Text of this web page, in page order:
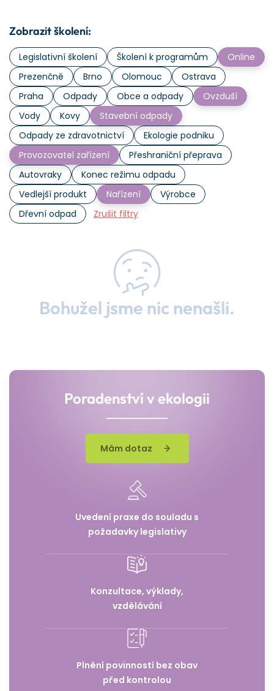
Zobrazit školení:
Legislativní školení Školení k programům
Online
Prezenčně
Brno Olomouc
Ostrava
Praha
Odpady Obce a odpady
Ovzduší
Vody
Kovy
Stavební odpady
Odpady ze zdravotnictví
Ekologie podniku
Provozovatel zařízení
Přeshraniční přeprava
Autovraky
Konec režimu odpadu
Vedlejší produkt
Nařízení
Výrobce
Dřevní odpad
Zrušit filtry
Bohužel jsme nic nenašli.
Poradenství v ekologii
Mám dotaz
Uvedení praxe do souladu s
požadavky legislativy
Konzultace, výklady,
vzdělávání
Plnění povinností bez obav
před kontrolou